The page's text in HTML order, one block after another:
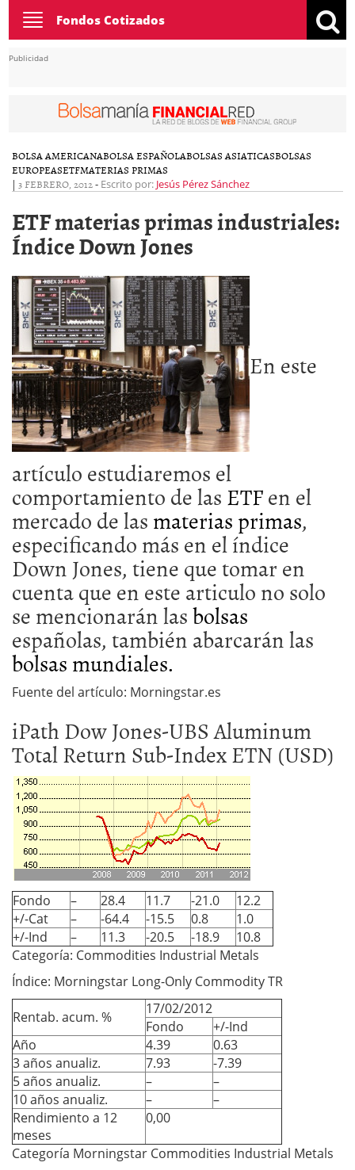
Toggle
navigation
Fondos Cotizados
Publicidad
BOLSA AMERICANABOLSA ESPAÑOLABOLSAS ASIATICASBOLSAS
EUROPEASETFMATERIAS PRIMAS
| 3 FEBRERO, 2012- Escrito por: Jesús Pérez Sánchez
ETF materias primas industriales:
Índice Down Jones
En este
artículo estudiaremos el
comportamiento de lasETFen el
mercado de lasmaterias primas,
especificando más en el índice
Down Jones, tiene que tomar en
cuenta que en este articulo no solo
se mencionarán lasbolsas
españolas, también abarcarán las
bolsas mundiales.
Fuente del artículo: Morningstar.es
iPath Dow Jones-UBS Aluminum
Total Return Sub-Index ETN (USD)
Fondo – 28.4 11.7 -21.0
12.2
+/-Cat
– -64.4 -15.5 0.8
1.0
+/-Ind
– 11.3 -20.5 -18.9
10.8
Categoría: Commodities Industrial Metals
Índice: Morningstar Long-Only Commodity TR
Rentab. acum. %
17/02/2012
Fondo
+/-Ind
Año
4.39
0.63
3 años anualiz.
7.93
-7.39
5 años anualiz.
–
–
10 años anualiz.
–
–
Rendimiento a 12
meses
0,00
Categoría Morningstar Commodities Industrial Metals